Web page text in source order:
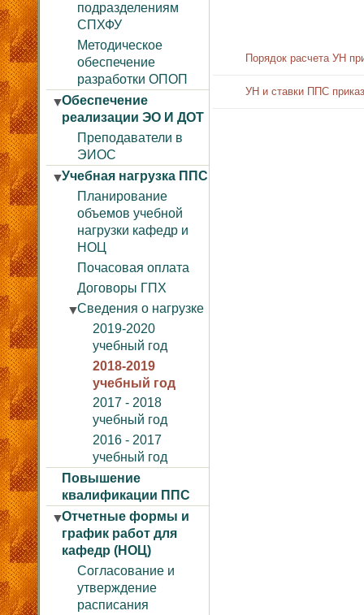
подразделениям
СПХФУ
Методическое
обеспечение
разработки ОПОП
▼Обеспечение
реализации ЭО И ДОТ
Преподаватели в
ЭИОС
▼Учебная нагрузка ППС
Планирование
объемов учебной
нагрузки кафедр и
НОЦ
Почасовая оплата
Договоры ГПХ
▼Сведения о нагрузке
2019-2020
учебный год
2018-2019
учебный год
2017 - 2018
учебный год
2016 - 2017
учебный год
Повышение
квалификации ППС
▼Отчетные формы и
график работ для
кафедр (НОЦ)
Согласование и
утверждение
расписания